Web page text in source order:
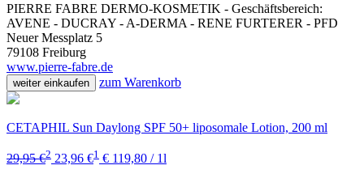
PIERRE FABRE DERMO-KOSMETIK - Geschäftsbereich:
AVENE - DUCRAY - A-DERMA - RENE FURTERER - PFD
Neuer Messplatz 5
79108 Freiburg
www.pierre-fabre.de
weiter einkaufen zum Warenkorb
CETAPHIL Sun Daylong SPF 50+ liposomale Lotion, 200 ml
29,95 €2 23,96 €1 € 119,80 / 1l